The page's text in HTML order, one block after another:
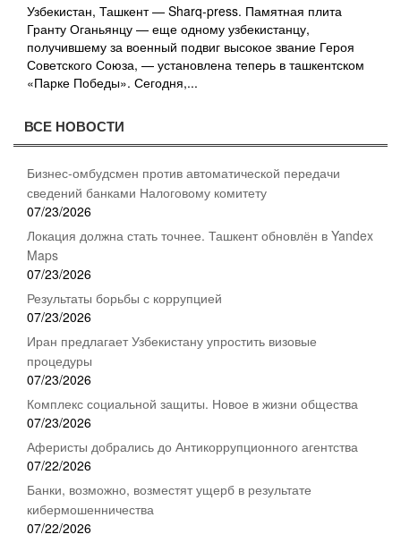
Узбекистан, Ташкент — Sharq-press. Памятная плита
Гранту Оганьянцу — еще одному узбекистанцу,
получившему за военный подвиг высокое звание Героя
Советского Союза, — установлена теперь в ташкентском
«Парке Победы». Сегодня,...
ВСЕ НОВОСТИ
Бизнес-омбудсмен против автоматической передачи
сведений банками Налоговому комитету
07/23/2026
Локация должна стать точнее. Ташкент обновлён в Yandex
Maps
07/23/2026
Результаты борьбы с коррупцией
07/23/2026
Иран предлагает Узбекистану упростить визовые
процедуры
07/23/2026
Комплекс социальной защиты. Новое в жизни общества
07/23/2026
Аферисты добрались до Антикоррупционного агентства
07/22/2026
Банки, возможно, возместят ущерб в результате
кибермошенничества
07/22/2026